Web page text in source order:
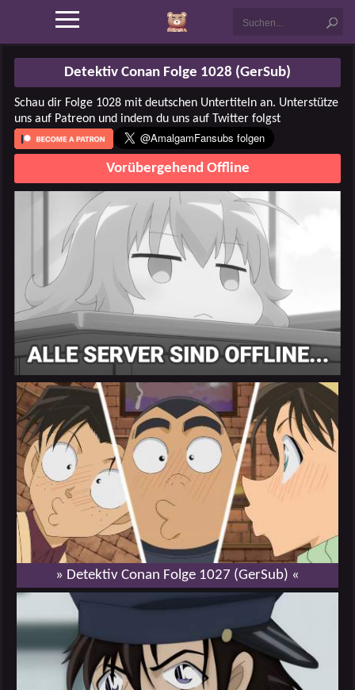
Detektiv Conan Folge 1028 (GerSub)
Schau dir Folge 1028 mit deutschen Untertiteln an. Unterstütze
uns auf Patreon und indem du uns auf Twitter folgst
Vorübergehend Offline
» Detektiv Conan Folge 1027 (GerSub) «